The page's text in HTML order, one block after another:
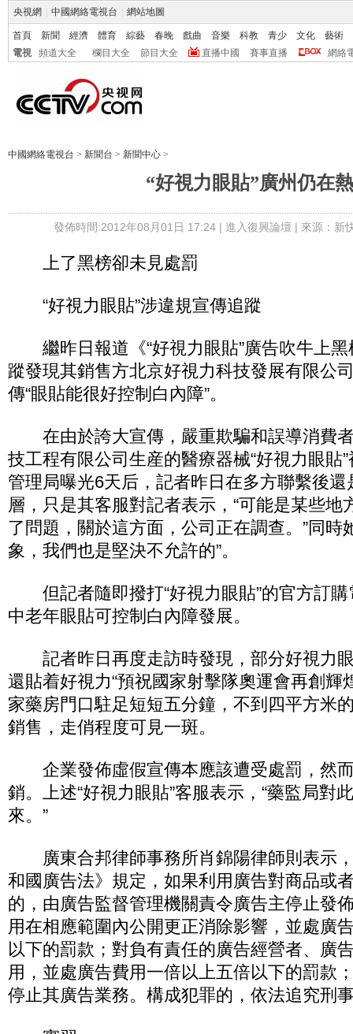
央視網 中國網絡電視台 網站地圖
首頁 新聞 經濟 體育 綜藝 春晚 戲曲 音樂 科教 青少 文化
藝術
電視
頻道大全 欄目大全 節目大全 直播中國 賽事直播 網絡
中國網絡電視台 > 新聞台 > 新聞中心 >
“好視力眼貼”廣州仍在
發佈時間:2012年08月01日 17:24 | 進入復興論壇 | 來源：新
上了黑榜卻未見處罰
“好視力眼貼”涉違規宣傳追蹤
繼昨日報道《“好視力眼貼”廣告吹牛上黑
蹤發現其銷售方北京好視力科技發展有限公
傳“眼貼能很好控制白內障”。
在由於誇大宣傳，嚴重欺騙和誤導消費
技工程有限公司生産的醫療器械“好視力眼貼
管理局曝光6天后，記者昨日在多方聯繫後
層，只是其客服對記者表示，“可能是某些地
了問題，關於這方面，公司正在調查。”同時
象，我們也是堅決不允許的”。
但記者隨即撥打“好視力眼貼”的官方訂購
中老年眼貼可控制白內障發展。
記者昨日再度走訪時發現，部分好視力
還貼着好視力“預祝國家射擊隊奧運會再創輝
家藥房門口駐足短短五分鐘，不到四平方米
銷售，走俏程度可見一斑。
企業發佈虛假宣傳本應該遭受處罰，然
銷。上述“好視力眼貼”客服表示，“藥監局對
來。”
廣東合邦律師事務所肖錦陽律師則表示
和國廣告法》規定，如果利用廣告對商品或
的，由廣告監督管理機關責令廣告主停止發
用在相應範圍內公開更正消除影響，並處廣
以下的罰款；對負有責任的廣告經營者、廣
用，並處廣告費用一倍以上五倍以下的罰款
停止其廣告業務。構成犯罪的，依法追究刑